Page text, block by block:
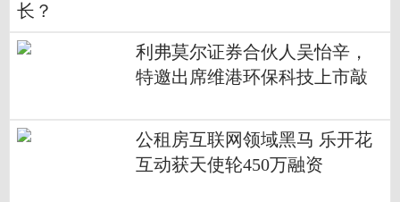
长？
利弗莫尔证券合伙人吴怡辛，
特邀出席维港环保科技上市敲
公租房互联网领域黑马 乐开花
互动获天使轮450万融资